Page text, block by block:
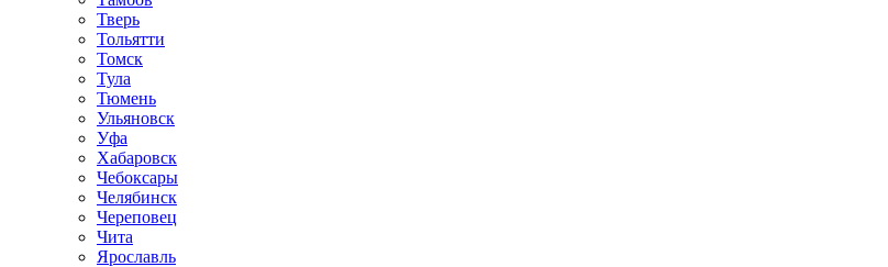
Тверь
Тольятти
Томск
Тула
Тюмень
Ульяновск
Уфа
Хабаровск
Чебоксары
Челябинск
Череповец
Чита
Ярославль